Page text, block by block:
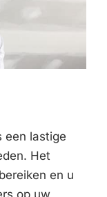
een lastige
Het
en u